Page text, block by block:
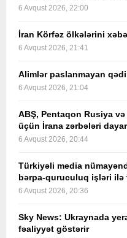
6 Avqust 2026, 22:00
İran Körfəz ölkələrini
6 Avqust 2026, 21:41
Alimlər paslanmayan
6 Avqust 2026, 21:04
ABŞ, Pentaqon Rusiya və
üçün İrana zərbələri
6 Avqust 2026, 20:44
Türkiyəli media
bərpa-quruculuq işləri ilə
6 Avqust 2026, 20:36
Sky News: Ukraynada
fəaliyyət göstərir